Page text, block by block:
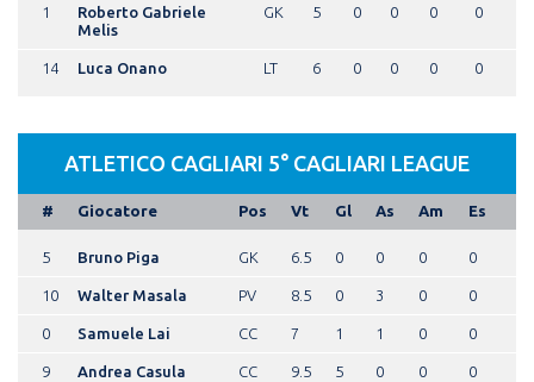
1
Roberto Gabriele
Melis
GK 5 0 0 0 0
14 Luca Onano LT 6 0 0 0 0
ATLETICO CAGLIARI 5° CAGLIARI LEAGUE
# Giocatore Pos Vt Gl As Am Es
5 Bruno Piga GK 6.5 0 0 0 0
10 Walter Masala PV 8.5 0 3 0 0
0 Samuele Lai CC 7 1 1 0 0
9 Andrea Casula CC 9.5 5 0 0 0